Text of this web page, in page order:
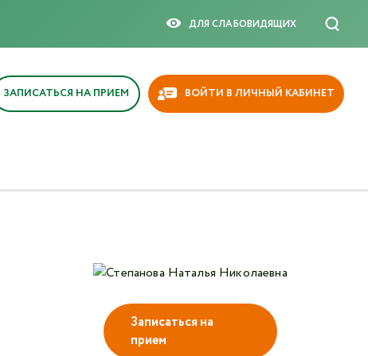
ДЛЯ СЛАБОВИДЯЩИX
ЗАПИСАТЬСЯ НА ПРИЕМ ВОЙТИ В ЛИЧНЫЙ КАБИНЕТ
Записаться на
прием